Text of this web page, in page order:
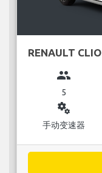
RENAULT CLIO
group
5
miscellaneous_services
手动变速器